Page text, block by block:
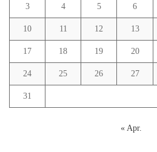
3 4 5 6
10 11 12 13
17 18 19 20
24 25 26 27
31
« Apr.